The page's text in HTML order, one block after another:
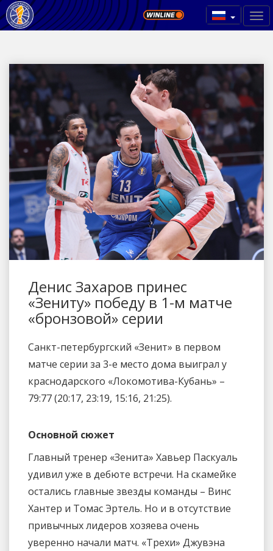
Денис Захаров принес
«Зениту» победу в 1-м матче
«бронзовой» серии
Санкт-петербургский «Зенит» в первом
матче серии за 3-е место дома выиграл у
краснодарского «Локомотива-Кубань» –
79:77 (20:17, 23:19, 15:16, 21:25).
Основной сюжет
Главный тренер «Зенита» Хавьер Паскуаль
удивил уже в дебюте встречи. На скамейке
остались главные звезды команды – Винс
Хантер и Томас Эртель. Но и в отсутствие
привычных лидеров хозяева очень
уверенно начали матч. «Трехи» Джувэна